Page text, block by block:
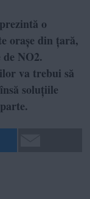
o
orașe din țară,
NO2.
va trebui să
soluțiile